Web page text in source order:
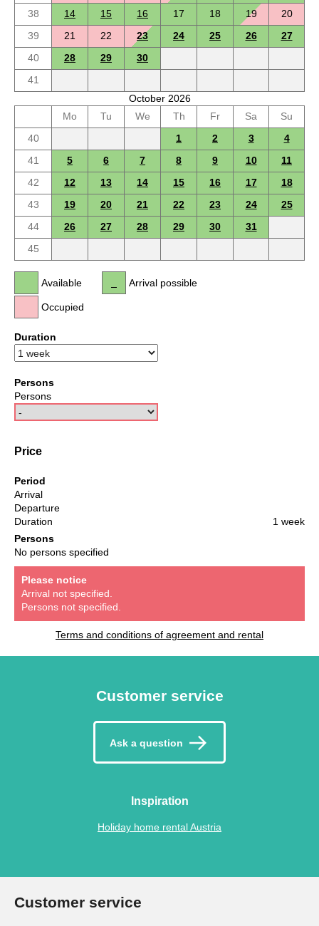
38
14 15 16 17 18 19
20
39
21 22 23 24 25 26
27
40
28 29
30
41
October 2026
Mo
Tu We Th Fr Sa
Su
40
1 2 3
4
41
5 6 7 8 9 10
11
42
12 13 14 15 16 17
18
43
19 20 21 22 23 24
25
44
26 27 28 29 30
31
45
Available
Occupied
Arrival possible
Duration
Persons
Persons
Price
Period
Arrival
Departure
Duration
1 week
Persons
No persons specified
Please notice
Arrival not specified.
Persons not specified.
Terms and conditions of agreement and rental
Customer service
Ask a question
Inspiration
Holiday home rental Austria
Customer service